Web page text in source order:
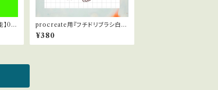
】03
procreate用『フチドリブラシ白 0
11』
¥380